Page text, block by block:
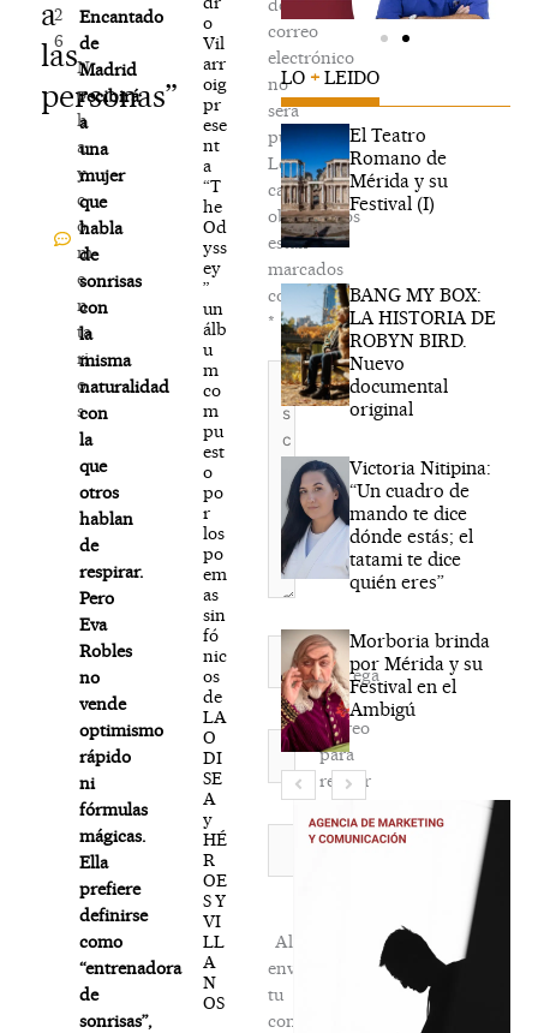
a
las
personas”
2
6
N
o
h
a
y
c
o
m
e
n
ta
ri
o
s
Encantado
de
Madrid
recibirá
a
una
mujer
que
habla
de
sonrisas
con
la
misma
naturalidad
con
la
que
otros
hablan
de
respirar.
Pero
Eva
Robles
no
vende
optimismo
rápido
ni
fórmulas
mágicas.
Ella
prefiere
definirse
como
“entrenadora
de
sonrisas”,
o
Vil
arr
oig
pr
ese
nt
a
“T
he
Od
yss
ey
”
un
álb
u
m
co
m
pu
est
o
po
r
los
po
em
as
sin
fó
nic
os
de
LA
O
DI
SE
A
y
HÉ
R
OE
S Y
VI
LL
A
N
OS
de
correo
electrónico
no
será
publicada.
Los
campos
obligatorios
están
marcados
con
*
Escribe
aquí...
Nombre*
Correo
electrónico*
Agréga
mi
correo
para
recibir
la
newsletter
Al
enviar
tu
comentario,
LO + LEIDO
El Teatro
Romano de
Mérida y su
Festival (I)
BANG MY BOX:
LA HISTORIA DE
ROBYN BIRD.
Nuevo
documental
original
Victoria Nitipina:
“Un cuadro de
mando te dice
dónde estás; el
tatami te dice
quién eres”
Morboria brinda
por Mérida y su
Festival en el
Ambigú